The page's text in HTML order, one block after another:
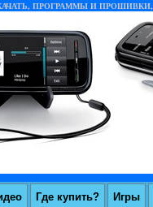
ПРОГРАММЫ И
Где купить? Игры